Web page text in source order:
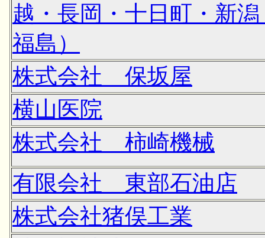
越・長岡・十日町・新潟
福島）
株式会社 保坂屋
横山医院
株式会社 柿崎機械
有限会社 東部石油店
株式会社猪俣工業